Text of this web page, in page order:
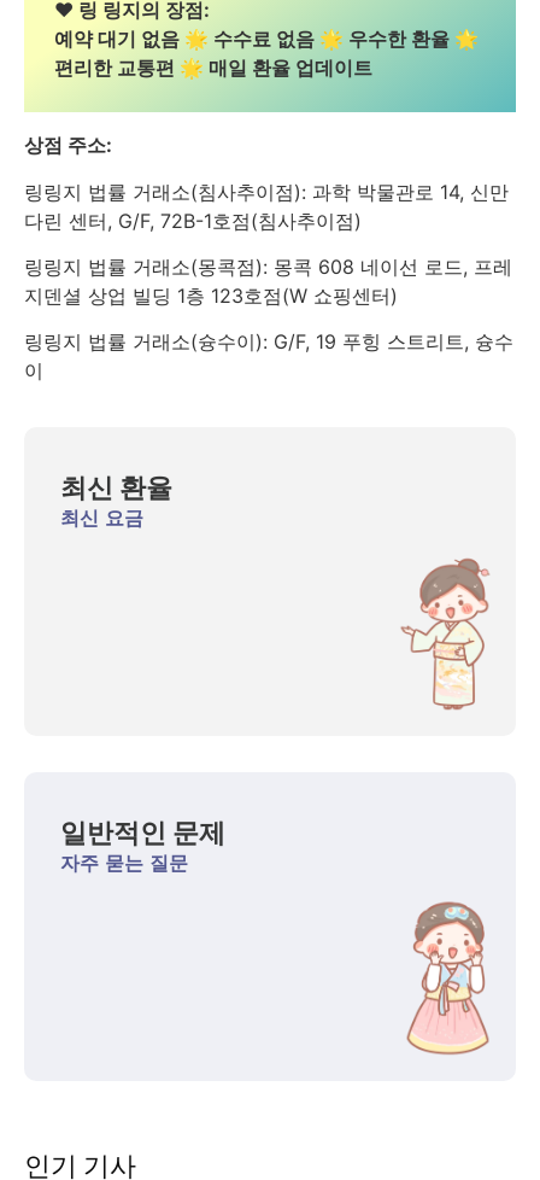
❤️ 링 링지의 장점:
예약 대기 없음 🌟 수수료 없음 🌟 우수한 환율 🌟
편리한 교통편 🌟 매일 환율 업데이트
상점 주소:
링링지 법률 거래소(침사추이점): 과학 박물관로 14, 신만
다린 센터, G/F, 72B-1호점(침사추이점)
링링지 법률 거래소(몽콕점): 몽콕 608 네이선 로드, 프레
지덴셜 상업 빌딩 1층 123호점(W 쇼핑센터)
링링지 법률 거래소(슝수이): G/F, 19 푸힝 스트리트, 슝수
이
최신 환율
최신 요금
일반적인 문제
자주 묻는 질문
인기 기사